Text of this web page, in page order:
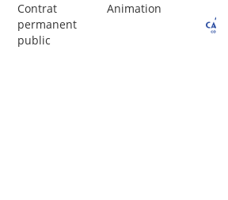
Contrat
permanent
public
Animation